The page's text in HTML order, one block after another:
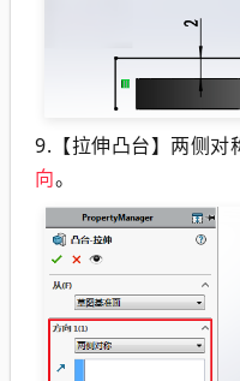
9.【拉伸凸台】两侧对
向。